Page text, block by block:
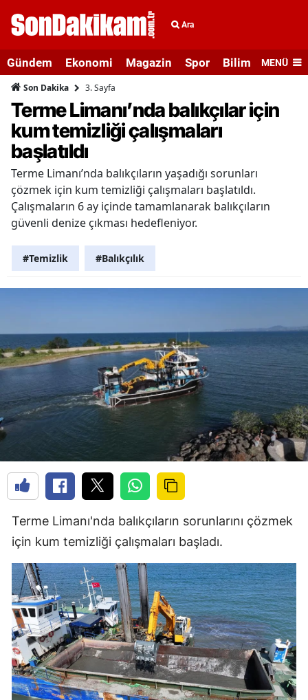
Ara
Gündem Ekonomi Magazin Spor Bilim veMENÜ
Son Dakika 3. Sayfa
Terme Limanı’nda balıkçılar için
kum temizliği çalışmaları
başlatıldı
Terme Limanı’nda balıkçıların yaşadığı sorunları
çözmek için kum temizliği çalışmaları başlatıldı.
Çalışmaların 6 ay içinde tamamlanarak balıkçıların
güvenli denize çıkması hedefleniyor.
#Temizlik #Balıkçılık
Terme Limanı'nda balıkçıların sorunlarını çözmek
için kum temizliği çalışmaları başladı.